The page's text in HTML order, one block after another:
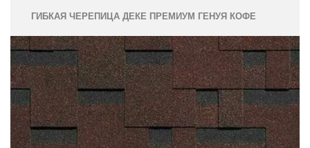
ГИБКАЯ ЧЕРЕПИЦА ДЕКЕ ПРЕМИУМ ГЕНУЯ КОФЕ